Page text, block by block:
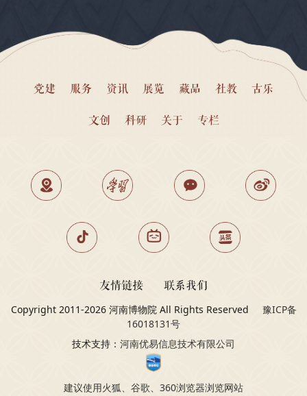
党建 服务 资讯 展览 藏品 社教 古乐
文创 科研 关于 专栏
友情链接 联系我们
Copyright 2011-2026 河南博物院 All Rights Reserved
豫ICP备
16018131号
技术支持： 河南优易信息技术有限公司
建议使用火狐、谷歌、360浏览器浏览网站